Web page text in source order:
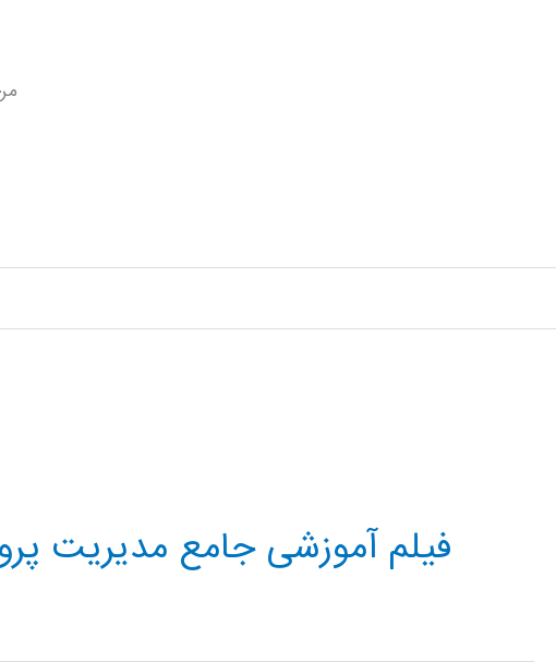
فیلم آموزشی جامع مدیریت